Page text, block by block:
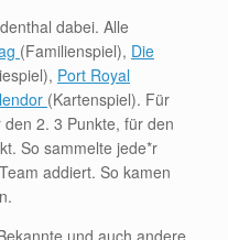
dabei. Alle
(Familienspiel), Die
Port Royal
(Kartenspiel). Für
2. 3 Punkte, für den
So sammelte jede*r
addiert. So kamen